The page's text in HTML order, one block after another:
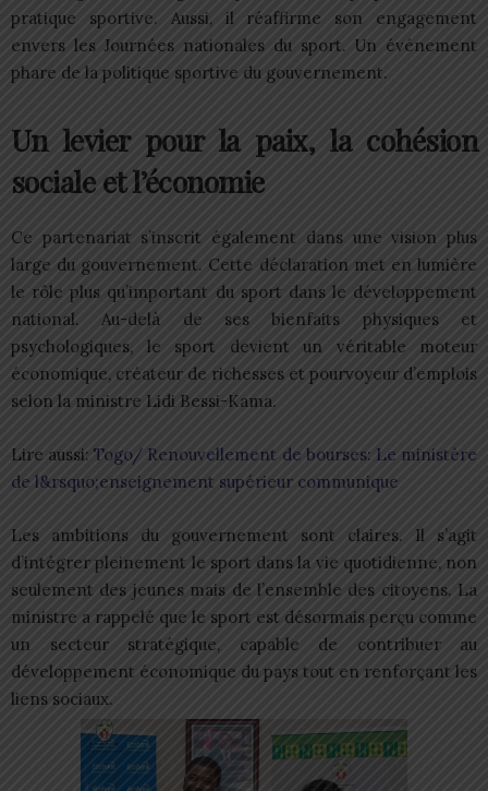
pratique sportive. Aussi, il réaffirme son engagement
envers les Journées nationales du sport. Un événement
phare de la politique sportive du gouvernement.
Un levier pour la paix, la cohésion
sociale et l’économie
Ce partenariat s’inscrit également dans une vision plus
large du gouvernement. Cette déclaration met en lumière
le rôle plus qu’important du sport dans le développement
national. Au-delà de ses bienfaits physiques et
psychologiques, le sport devient un véritable moteur
économique, créateur de richesses et pourvoyeur d’emplois
selon la ministre Lidi Bessi-Kama.
Lire aussi:Togo/ Renouvellement de bourses: Le ministère
de l&rsquo;enseignement supérieur communique
Les ambitions du gouvernement sont claires. Il s’agit
d’intégrer pleinement le sport dans la vie quotidienne, non
seulement des jeunes mais de l’ensemble des citoyens. La
ministre a rappelé que le sport est désormais perçu comme
un secteur stratégique, capable de contribuer au
développement économique du pays tout en renforçant les
liens sociaux.